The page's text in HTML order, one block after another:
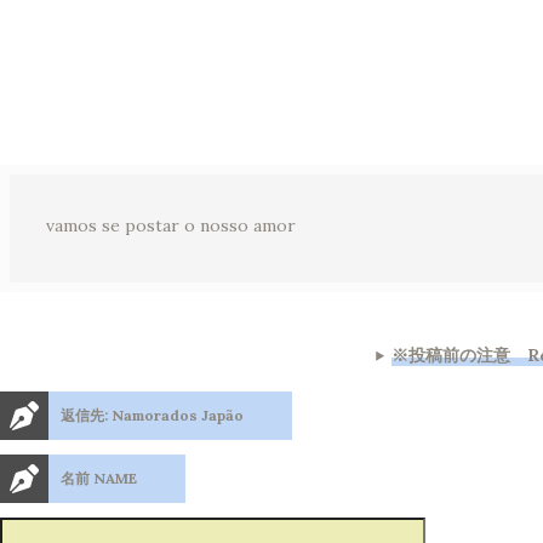
vamos se postar o nosso amor
※投稿前の注意
返信先: Namorados Japão
名前 NAME